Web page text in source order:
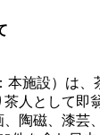
本施設）は、
人として即
陶磁、漆芸